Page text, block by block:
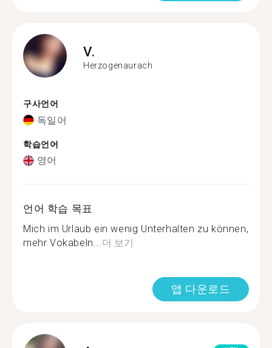
V.
Herzogenaurach
구사언어
독일어
학습언어
영어
언어 학습 목표
Mich im Urlaub ein wenig Unterhalten zu können,
mehr Vokabeln...더 보기
앱 다운로드